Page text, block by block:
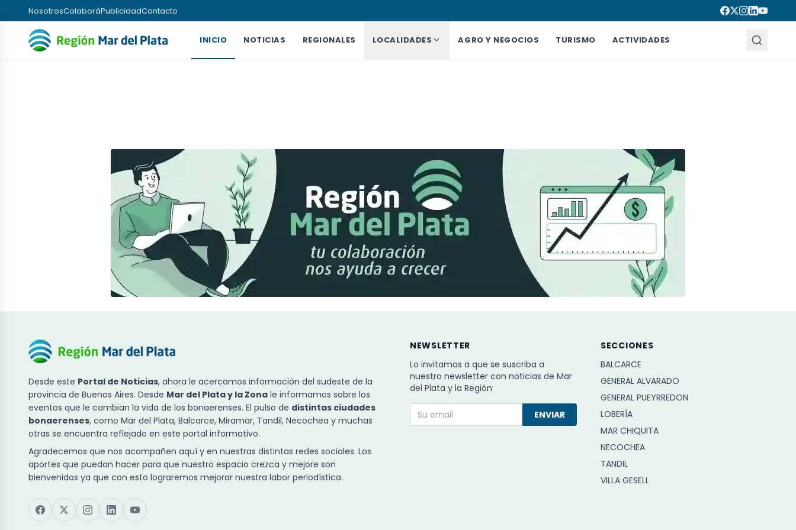
NosotrosColaboráPublicidadContacto
INICIO NOTICIAS REGIONALES LOCALIDADES AGRO Y NEGOCIOS TURISMO ACTIVIDADES
Desde este Portal de Noticias, ahora le acercamos información del sudeste de la
provincia de Buenos Aires. Desde Mar del Plata y la Zona le informamos sobre los
eventos que le cambian la vida de los bonaerenses. El pulso de distintas ciudades
bonaerenses, como Mar del Plata, Balcarce, Miramar, Tandil, Necochea y muchas
otras se encuentra reflejado en este portal informativo.
Agradecemos que nos acompañen aquí y en nuestras distintas redes sociales. Los
aportes que puedan hacer para que nuestro espacio crezca y mejore son
bienvenidos ya que con esto lograremos mejorar nuestra labor periodística.
NEWSLETTER
Lo invitamos a que se suscriba a
nuestro newsletter con noticias de Mar
del Plata y la Región
ENVIAR
SECCIONES
BALCARCE
GENERAL ALVARADO
GENERAL PUEYRREDON
LOBERÍA
MAR CHIQUITA
NECOCHEA
TANDIL
VILLA GESELL